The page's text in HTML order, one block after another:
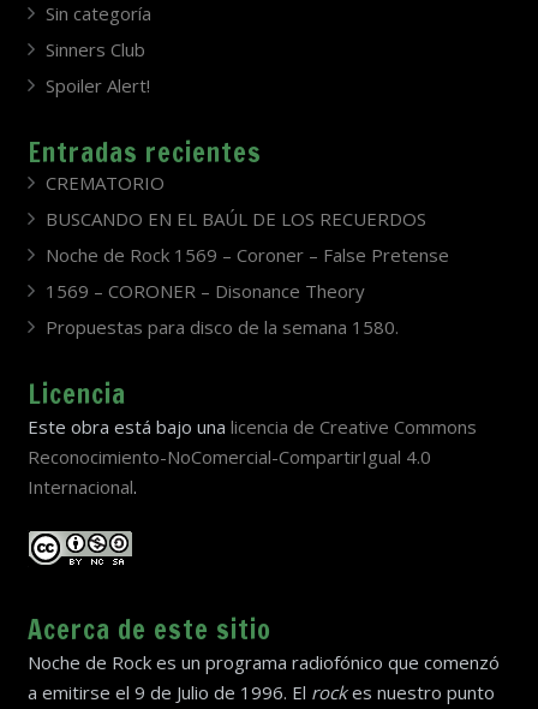
Sin categoría
Sinners Club
Spoiler Alert!
Entradas recientes
CREMATORIO
BUSCANDO EN EL BAÚL DE LOS RECUERDOS
Noche de Rock 1569 – Coroner – False Pretense
1569 – CORONER – Disonance Theory
Propuestas para disco de la semana 1580.
Licencia
Este obra está bajo una licencia de Creative Commons
Reconocimiento-NoComercial-CompartirIgual 4.0
Internacional.
Acerca de este sitio
Noche de Rock es un programa radiofónico que comenzó
a emitirse el 9 de Julio de 1996. El rockes nuestro punto